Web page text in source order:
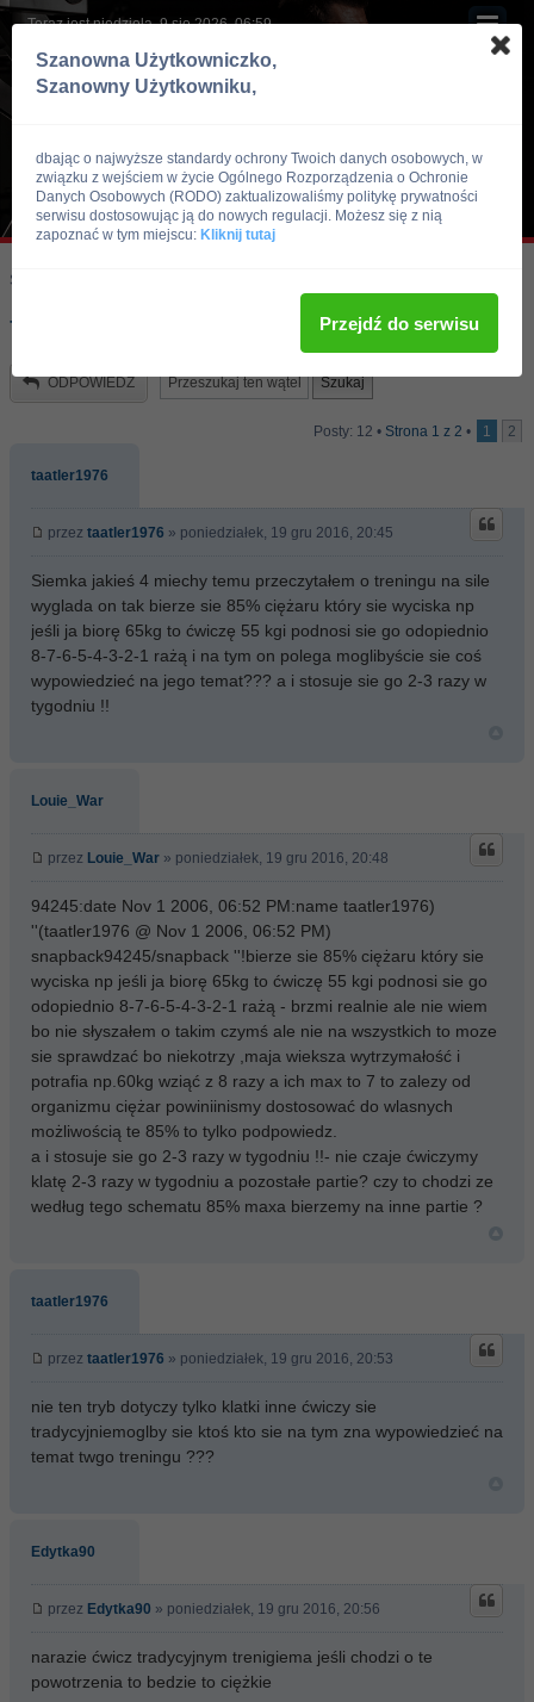
Teraz jest niedziela, 9 sie 2026, 06:59
Skocz do:
Trening silowy
ODPOWIEDZ
Posty: 12 • Strona 1 z 2 • 1 2
taatler1976
przez taatler1976 » poniedziałek, 19 gru 2016, 20:45
Siemka jakieś 4 miechy temu przeczytałem o treningu na sile
wyglada on tak bierze sie 85% ciężaru który sie wyciska np
jeśli ja biorę 65kg to ćwiczę 55 kgi podnosi sie go odopiednio
8-7-6-5-4-3-2-1 rażą i na tym on polega moglibyście sie coś
wypowiedzieć na jego temat??? a i stosuje sie go 2-3 razy w
tygodniu !!
Louie_War
przez Louie_War » poniedziałek, 19 gru 2016, 20:48
94245:date Nov 1 2006, 06:52 PM:name taatler1976)
''(taatler1976 @ Nov 1 2006, 06:52 PM)
snapback94245/snapback ''!bierze sie 85% ciężaru który sie
wyciska np jeśli ja biorę 65kg to ćwiczę 55 kgi podnosi sie go
odopiednio 8-7-6-5-4-3-2-1 rażą - brzmi realnie ale nie wiem
bo nie słyszałem o takim czymś ale nie na wszystkich to moze
sie sprawdzać bo niekotrzy ,maja wieksza wytrzymałość i
potrafia np.60kg wziąć z 8 razy a ich max to 7 to zalezy od
organizmu ciężar powiniinismy dostosować do wlasnych
możliwością te 85% to tylko podpowiedz.
a i stosuje sie go 2-3 razy w tygodniu !!- nie czaje ćwiczymy
klatę 2-3 razy w tygodniu a pozostałe partie? czy to chodzi ze
według tego schematu 85% maxa bierzemy na inne partie ?
taatler1976
przez taatler1976 » poniedziałek, 19 gru 2016, 20:53
nie ten tryb dotyczy tylko klatki inne ćwiczy sie
tradycyjniemoglby sie ktoś kto sie na tym zna wypowiedzieć na
temat twgo treningu ???
Edytka90
przez Edytka90 » poniedziałek, 19 gru 2016, 20:56
narazie ćwicz tradycyjnym trenigiema jeśli chodzi o te
powotrzenia to bedzie to ciężkie
Szanowna Użytkowniczko,
Szanowny Użytkowniku,
dbając o najwyższe standardy ochrony Twoich danych osobowych, w
związku z wejściem w życie Ogólnego Rozporządzenia o Ochronie
Danych Osobowych (RODO) zaktualizowaliśmy politykę prywatności
serwisu dostosowując ją do nowych regulacji. Możesz się z nią
zapoznać w tym miejscu: Kliknij tutaj
Przejdź do serwisu